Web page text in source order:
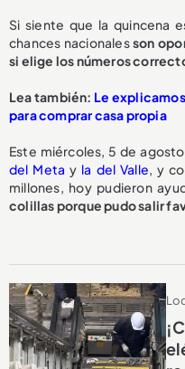
Si siente que la quincena
chances nacionalesson
si elige los números
Lea también: Le
para comprar casa propia
Este miércoles, 5 de
del Meta y la del Valle, y
millones, hoy pudieron
colillas porque pudo salir